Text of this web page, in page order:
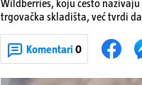
Wildberries, koju često
trgovačka skladišta, već tvrdi
ruska bombardiranja
rata prenesu dublje na ruski
Komentari 0